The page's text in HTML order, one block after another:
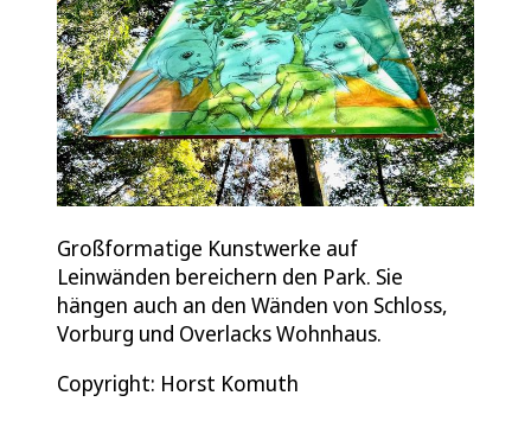
Großformatige Kunstwerke auf
Leinwänden bereichern den Park. Sie
hängen auch an den Wänden von Schloss,
Vorburg und Overlacks Wohnhaus.
Copyright: Horst Komuth